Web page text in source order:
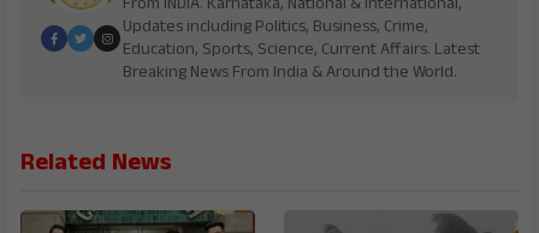
Updates including Politics, Business, Crime,
Education, Sports, Science, Current Affairs. Latest
Breaking News From India & Around the World.
Related News